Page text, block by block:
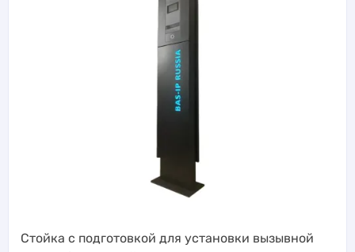
Стойка с подготовкой для установки вызывной